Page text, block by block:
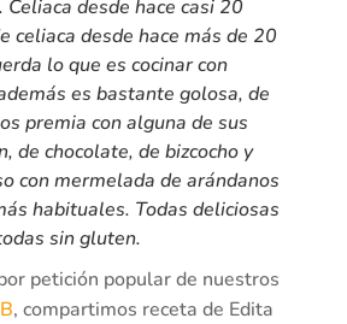
desde hace casi 20
celiaca desde hace más de 20
lo que es cocinar con
es bastante golosa, de
premia con alguna de sus
de chocolate, de bizcocho y
con mermelada de arándanos
habituales. Todas deliciosas
sin gluten.
petición popular de nuestros
, compartimos receta de Edita